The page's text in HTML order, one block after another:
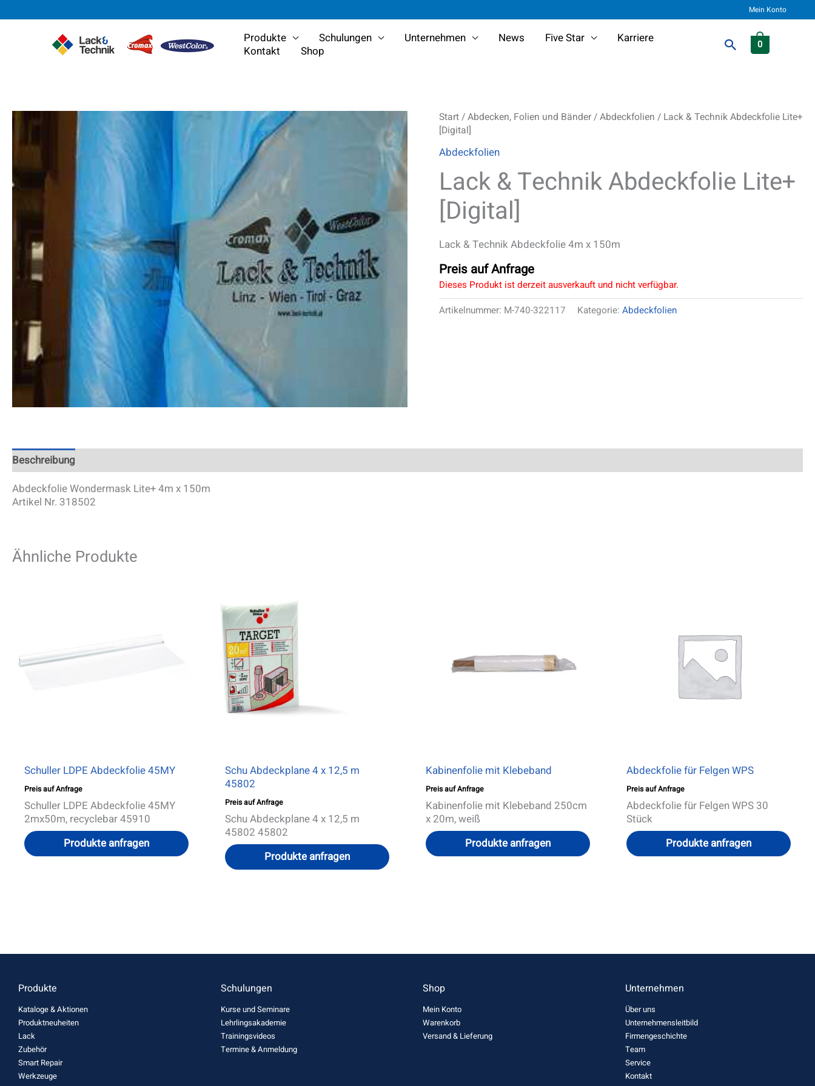
Inhalt
Mein Konto
Produkte Schulungen Unternehmen News Five Star
Karriere
Kontakt
Shop Suchen
0
Start/Abdecken, Folien und Bänder/Abdeckfolien / Lack & Technik Abdeckfolie Lite+
[Digital]
Abdeckfolien
Lack & Technik Abdeckfolie Lite+
[Digital]
Lack & Technik Abdeckfolie 4m x 150m
Preis auf Anfrage
Dieses Produkt ist derzeit ausverkauft und nicht verfügbar.
Artikelnummer: M-740-322117 Kategorie:Abdeckfolien
Beschreibung
Abdeckfolie Wondermask Lite+ 4m x 150m
Artikel Nr. 318502
Ähnliche Produkte
Schuller LDPE Abdeckfolie 45MY
Preis auf Anfrage
Schuller LDPE Abdeckfolie 45MY
2mx50m, recyclebar 45910
Produkte anfragen
Schu Abdeckplane 4 x 12,5 m
45802
Preis auf Anfrage
Schu Abdeckplane 4 x 12,5 m
45802 45802
Produkte anfragen
Kabinenfolie mit Klebeband
Preis auf Anfrage
Kabinenfolie mit Klebeband 250cm
x 20m, weiß
Produkte anfragen
Abdeckfolie für Felgen WPS
Preis auf Anfrage
Abdeckfolie für Felgen WPS 30
Stück
Produkte anfragen
Produkte
Kataloge & Aktionen
Produktneuheiten
Lack
Zubehör
Smart Repair
Werkzeuge
Schulungen
Kurse und Seminare
Lehrlingsakademie
Trainingsvideos
Termine & Anmeldung
Shop
Mein Konto
Warenkorb
Versand & Lieferung
Unternehmen
Über uns
Unternehmensleitbild
Firmengeschichte
Team
Service
Kontakt